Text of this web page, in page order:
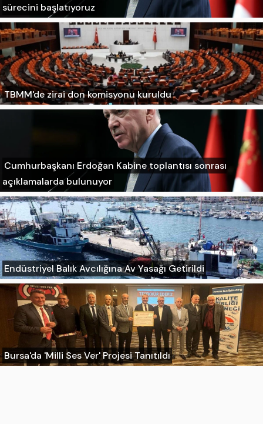
sürecini başlatıyoruz
TBMM'de zirai don komisyonu kuruldu
Cumhurbaşkanı Erdoğan Kabine toplantısı sonrası
açıklamalarda bulunuyor
Endüstriyel Balık Avcılığına Av Yasağı Getirildi
Bursa'da 'Milli Ses Ver' Projesi Tanıtıldı